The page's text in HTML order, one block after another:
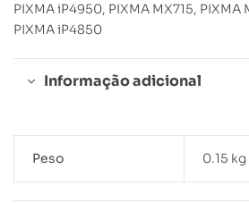
PIXMA iP4950, PIXMA MX715, PIXMA
PIXMA iP4850
Informação adicional
Peso 0.15 kg